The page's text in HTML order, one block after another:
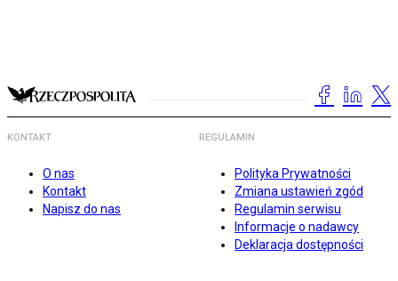
KONTAKT
O nas
Kontakt
Napisz do nas
REGULAMIN
Polityka Prywatności
Zmiana ustawień zgód
Regulamin serwisu
Informacje o nadawcy
Deklaracja dostępności